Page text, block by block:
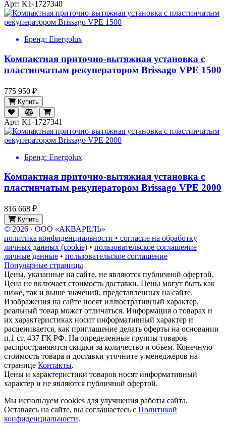
Арт: K1-1727340
Бренд: Energolux
Компактная приточно-вытяжная установка с
пластинчатым рекуператором Brissago VPE 1500
775 950 ₽
Купить
Арт: K1-1727341
Бренд: Energolux
Компактная приточно-вытяжная установка с
пластинчатым рекуператором Brissago VPE 2000
816 668 ₽
Купить
© 2026 · ООО «АКВАРЕЛЬ»
политика конфиденциальности • согласие на обработку
личных данных (cookie) • пользовательское соглашение
личные данные • пользовательское соглашение
Популярные страницы
Цены, указанные на сайте, не являются публичной офертой.
Цена не включает стоимость доставки. Цены могут быть как
ниже, так и выше значений, представленных на сайте.
Изображения на сайте носят иллюстративный характер,
реальный товар может отличаться. Информация о товарах и
их характеристиках носит информативный характер и
расценивается, как приглашение делать оферты на основании
п.1 ст. 437 ГК РФ. На определенные группы товаров
распространяются скидки за количество и объем. Конечную
стоимость товара и доставки уточните у менеджеров на
странице Контакты.
Цены и характеристики товаров носят информативный
характер и не являются публичной офертой.
Мы используем cookies для улучшения работы сайта.
Оставаясь на сайте, вы соглашаетесь с Политикой
конфиденциальности.